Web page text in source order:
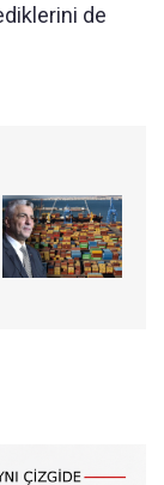
de